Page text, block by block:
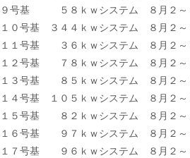
９号基 ５８ｋｗシステム ８月２～
１０号基 ３４４ｋｗシステム ８月
１１号基 ３６ｋｗシステム ８月２
１２号基 ７８ｋｗシステム ８月２～
１３号基 ８５ｋｗシステム ８月２～
１４号基 １０５ｋｗシステム ８月２～
１５号基 ８２ｋｗシステム ８月２～
１６号基 ９７ｋｗシステム ８月２～
１７号基 ９６ｋｗシステム ８月２